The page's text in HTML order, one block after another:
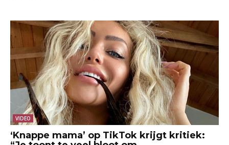
VIDEO
‘Knappe mama’ op TikTok krijgt kritiek: